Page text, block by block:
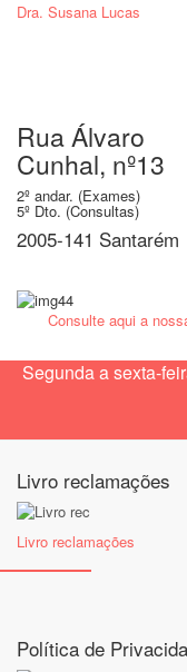
Dra. Susana Lucas
Rua Álvaro
Cunhal, nº13
2º andar. (Exames)
5º Dto. (Consultas)
2005-141 Santarém
Consulte aqui a
Segunda a sexta-
Livro reclamações
Livro reclamações
Política de